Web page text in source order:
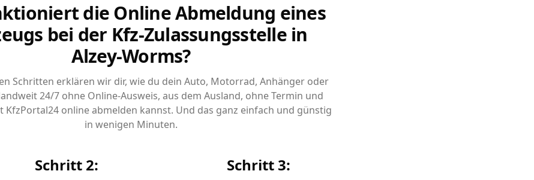
die Online Abmeldung eines
bei der Kfz-Zulassungsstelle in
Alzey-Worms?
Schritten erklären wir dir, wie du dein Auto, Motorrad, Anhänger oder
24/7 ohne Online-Ausweis, aus dem Ausland, ohne Termin und
KfzPortal24 online abmelden kannst. Und das ganz einfach und günstig
in wenigen Minuten.
Schritt 2: Schritt 3: